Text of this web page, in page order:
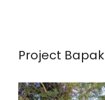
Project